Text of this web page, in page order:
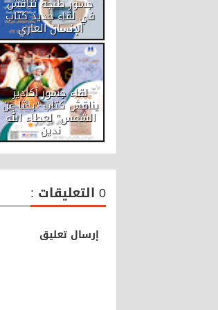
في لقاء جديد كتاب
الإنسان العاري
لقاء جسور أكادير
يناقش كتاب "بحثا عن
الشمس" لعطاء الله
ندين
0 التعليقات :
إرسال تعليق